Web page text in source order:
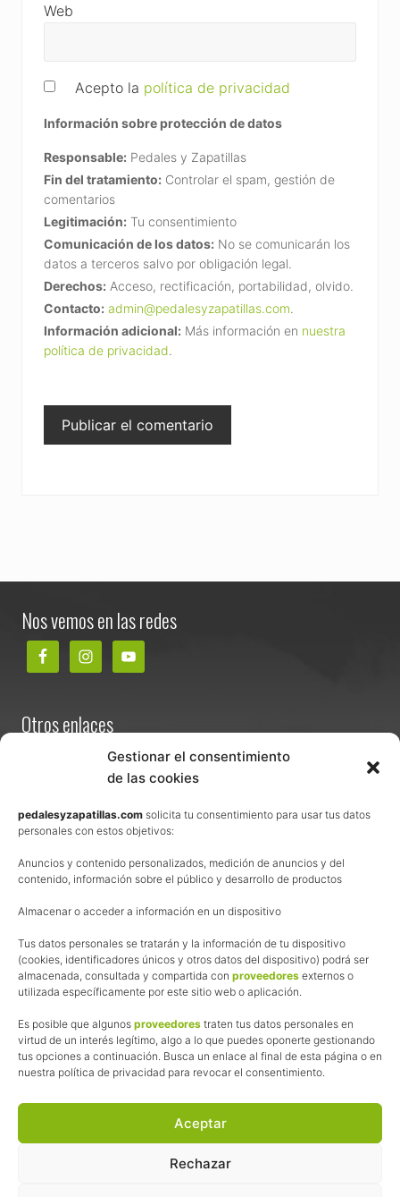
Gestionar el consentimiento
de las cookies
pedalesyzapatillas.com solicita tu consentimiento para usar tus datos
personales con estos objetivos:
Anuncios y contenido personalizados, medición de anuncios y del
contenido, información sobre el público y desarrollo de productos
Almacenar o acceder a información en un dispositivo
Tus datos personales se tratarán y la información de tu dispositivo
(cookies, identificadores únicos y otros datos del dispositivo) podrá ser
almacenada, consultada y compartida con proveedores externos o
utilizada específicamente por este sitio web o aplicación.
Es posible que algunos proveedores traten tus datos personales en
virtud de un interés legítimo, algo a lo que puedes oponerte gestionando
tus opciones a continuación. Busca un enlace al final de esta página o en
nuestra política de privacidad para revocar el consentimiento.
Aceptar
Rechazar
Web
Acepto la política de privacidad
Información sobre protección de datos
Responsable: Pedales y Zapatillas
Fin del tratamiento: Controlar el spam, gestión de
comentarios
Legitimación: Tu consentimiento
Comunicación de los datos: No se comunicarán los
datos a terceros salvo por obligación legal.
Derechos: Acceso, rectificación, portabilidad, olvido.
Contacto: admin@pedalesyzapatillas.com.
Información adicional: Más información en nuestra
política de privacidad.
Nos vemos en las redes
Otros enlaces
Términos y condiciones de venta
Política de privacidad
Política de cookies
Afiliación
La web de Pedalesyzapatillas utiliza programas de afiliación.
¿Qué significa esto?
Cuando recomiendo algún producto, pongo enlaces a tiendas
online que utilizo y, por cada compra que realizas, me llevo
una comisión sin que a ti te cueste más dinero.
Esas comisiones me permiten seguir manteniendo esta web,
las inscripciones a muchas de las marchas para después
Siempre escribo sobre productos y tiendas que he probado